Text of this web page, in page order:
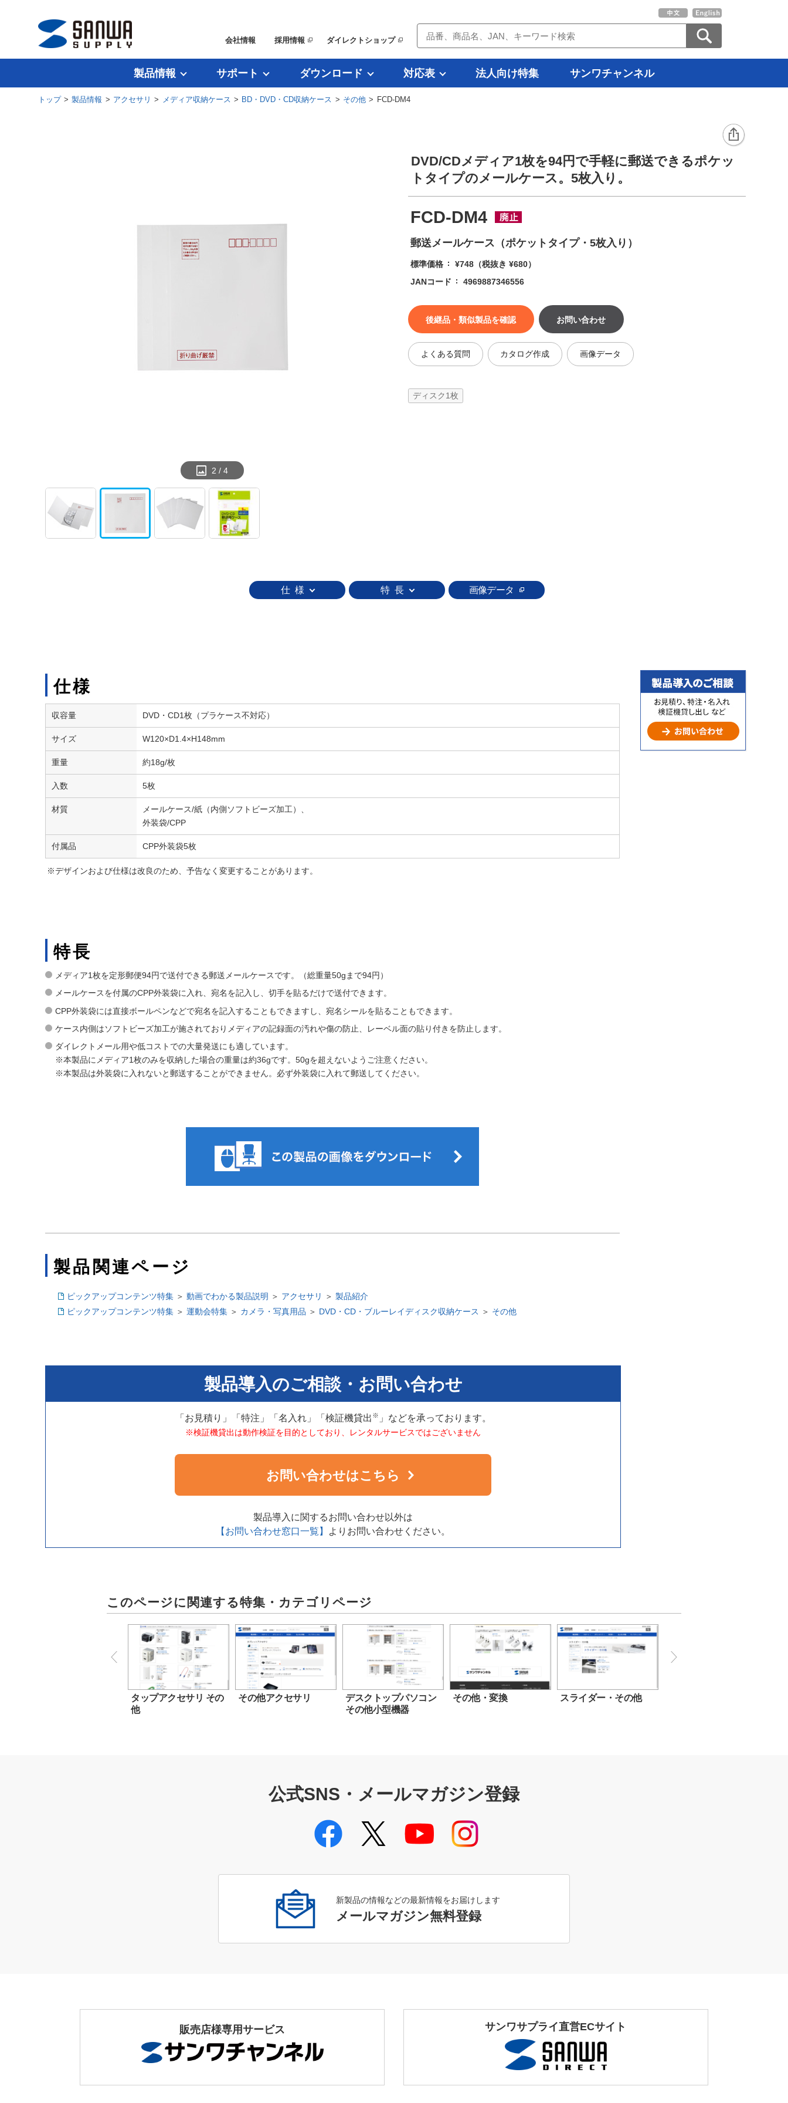
会社情報 採用情報 ダイレクトショップ
製品情報 サポート ダウンロード 対応表 法人向け特集 サンワチャンネル
トップ>製品情報 > アクセサリ > メディア収納ケース > BD・DVD・CD収納ケース > その他> FCD-DM4
2 / 4
DVD/CDメディア1枚を94円で手軽に郵送できるポケッ
トタイプのメールケース。5枚入り。
FCD-DM4
郵送メールケース（ポケットタイプ・5枚入り）
標準価格 ¥748 （税抜き ¥680）
JANコード
4969887346556
後継品・類似製品を確認 お問い合わせ
よくある質問 カタログ作成 画像データ
ディスク1枚
仕 様 特 長 画像データ
仕様
収容量 DVD・CD1枚（プラケース不対応）
サイズ W120×D1.4×H148mm
重量 約18g/枚
入数 5枚
材質
メールケース/紙（内側ソフトビーズ加工）、
外装袋/CPP
付属品 CPP外装袋5枚
※デザインおよび仕様は改良のため、予告なく変更することがあります。
特長
メディア1枚を定形郵便94円で送付できる郵送メールケースです。（総重量50gまで94円）
メールケースを付属のCPP外装袋に入れ、宛名を記入し、切手を貼るだけで送付できます。
CPP外装袋には直接ボールペンなどで宛名を記入することもできますし、宛名シールを貼ることもできます。
ケース内側はソフトビーズ加工が施されておりメディアの記録面の汚れや傷の防止、レーベル面の貼り付きを防止します。
ダイレクトメール用や低コストでの大量発送にも適しています。
※本製品にメディア1枚のみを収納した場合の重量は約36gです。50gを超えないようご注意ください。
※本製品は外装袋に入れないと郵送することができません。必ず外装袋に入れて郵送してください。
製品関連ページ
ピックアップコンテンツ特集 ＞ 動画でわかる製品説明 ＞ アクセサリ ＞ 製品紹介
ピックアップコンテンツ特集 ＞ 運動会特集 ＞ カメラ・写真用品 ＞ DVD・CD・ブルーレイディスク収納ケース ＞ その他
製品導入のご相談・お問い合わせ
「お見積り」「特注」「名入れ」「検証機貸出 ※ 」などを承っております。
※検証機貸出は動作検証を目的としており、レンタルサービスではございません
お問い合わせはこちら
製品導入に関するお問い合わせ以外は
【お問い合わせ窓口一覧】
よりお問い合わせください。
このページに関連する特集・カテゴリページ
タップアクセサリ その
他
その他アクセサリ
デスクトップパソコン
その他小型機器
その他・変換 スライダー・その他
公式SNS・メールマガジン登録
新製品の情報などの最新情報をお届けします
メールマガジン無料登録
販売店様専用サービス サンワサプライ直営ECサイト